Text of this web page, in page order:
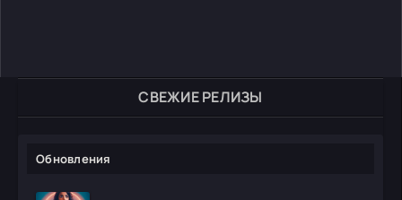
СВЕЖИЕ РЕЛИЗЫ
Обновления